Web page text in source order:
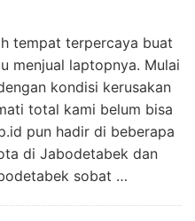
tempat terpercaya buat
menjual laptopnya. Mulai
kondisi kerusakan
total kami belum bisa
pun hadir di beberapa
di Jabodetabek dan
sobat …